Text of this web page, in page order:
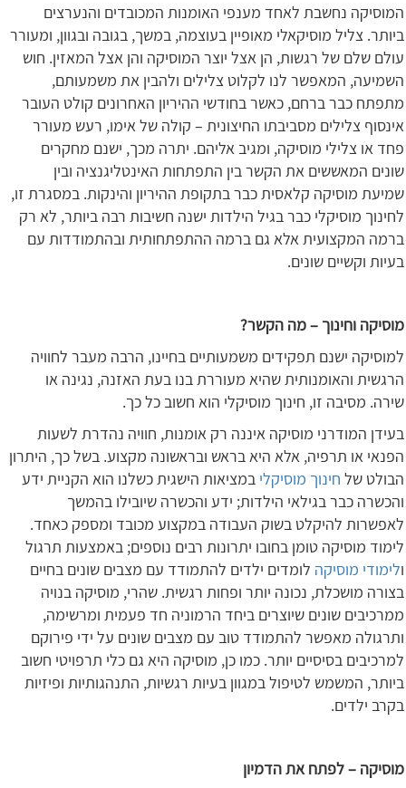
המוסיקה נחשבת לאחד מענפי האומנות המכובדים והנערצים
ביותר. צליל מוסיקאלי מאופיין בעוצמה, במשך, בגובה ובגוון, ומעורר
עולם שלם של רגשות, הן אצל יוצר המוסיקה והן אצל המאזין. חוש
השמיעה, המאפשר לנו לקלוט צלילים ולהבין את משמעותם,
מתפתח כבר ברחם, כאשר בחודשי ההיריון האחרונים קולט העובר
אינסוף צלילים מסביבתו החיצונית – קולה של אימו, רעש מעורר
פחד או צלילי מוסיקה, ומגיב אליהם. יתרה מכך, ישנם מחקרים
שונים המאששים את הקשר בין התפתחות האינטליגנציה ובין
שמיעת מוסיקה קלאסית כבר בתקופת ההיריון והינקות. במסגרת זו,
לחינוך מוסיקלי כבר בגיל הילדות ישנה חשיבות רבה ביותר, לא רק
ברמה המקצועית אלא גם ברמה ההתפתחותית ובהתמודדות עם
בעיות וקשיים שונים.
מוסיקה וחינוך – מה הקשר?
למוסיקה ישנם תפקידים משמעותיים בחיינו, הרבה מעבר לחוויה
הרגשית והאומנותית שהיא מעוררת בנו בעת האזנה, נגינה או
שירה. מסיבה זו, חינוך מוסיקלי הוא חשוב כל כך.
בעידן המודרני מוסיקה איננה רק אומנות, חוויה נהדרת לשעות
הפנאי או תרפיה, אלא היא בראש ובראשונה מקצוע. בשל כך, היתרון
הבולט של חינוך מוסיקלי במציאות הישגית כשלנו הוא הקניית ידע
והכשרה כבר בגילאי הילדות; ידע והכשרה שיובילו בהמשך
לאפשרות להיקלט בשוק העבודה במקצוע מכובד ומספק כאחד.
לימוד מוסיקה טומן בחובו יתרונות רבים נוספים; באמצעות תרגול
ולימודי מוסיקה לומדים ילדים להתמודד עם מצבים שונים בחיים
בצורה מושכלת, נכונה יותר ופחות רגשית. שהרי, מוסיקה בנויה
ממרכיבים שונים שיוצרים ביחד הרמוניה חד פעמית ומרשימה,
ותרגולה מאפשר להתמודד טוב עם מצבים שונים על ידי פירוקם
למרכיבים בסיסיים יותר. כמו כן, מוסיקה היא גם כלי תרפויטי חשוב
ביותר, המשמש לטיפול במגוון בעיות רגשיות, התנהגותיות ופיזיות
בקרב ילדים.
מוסיקה – לפתח את הדמיון